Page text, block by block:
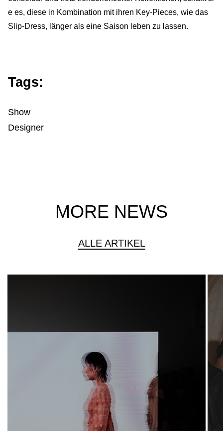
e es, diese in Kombination mit ihren Key-Pieces, wie das
Slip-Dress, länger als eine Saison leben zu lassen.
Tags:
Show
Designer
MORE NEWS
ALLE ARTIKEL